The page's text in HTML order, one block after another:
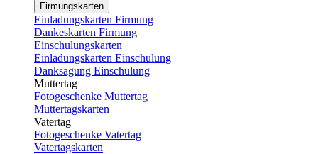
Firmungskarten
Einladungskarten Firmung
Dankeskarten Firmung
Einschulungskarten
Einladungskarten Einschulung
Danksagung Einschulung
Muttertag
Fotogeschenke Muttertag
Muttertagskarten
Vatertag
Fotogeschenke Vatertag
Vatertagskarten